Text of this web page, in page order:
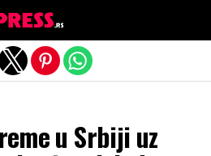
u Srbiji uz
version